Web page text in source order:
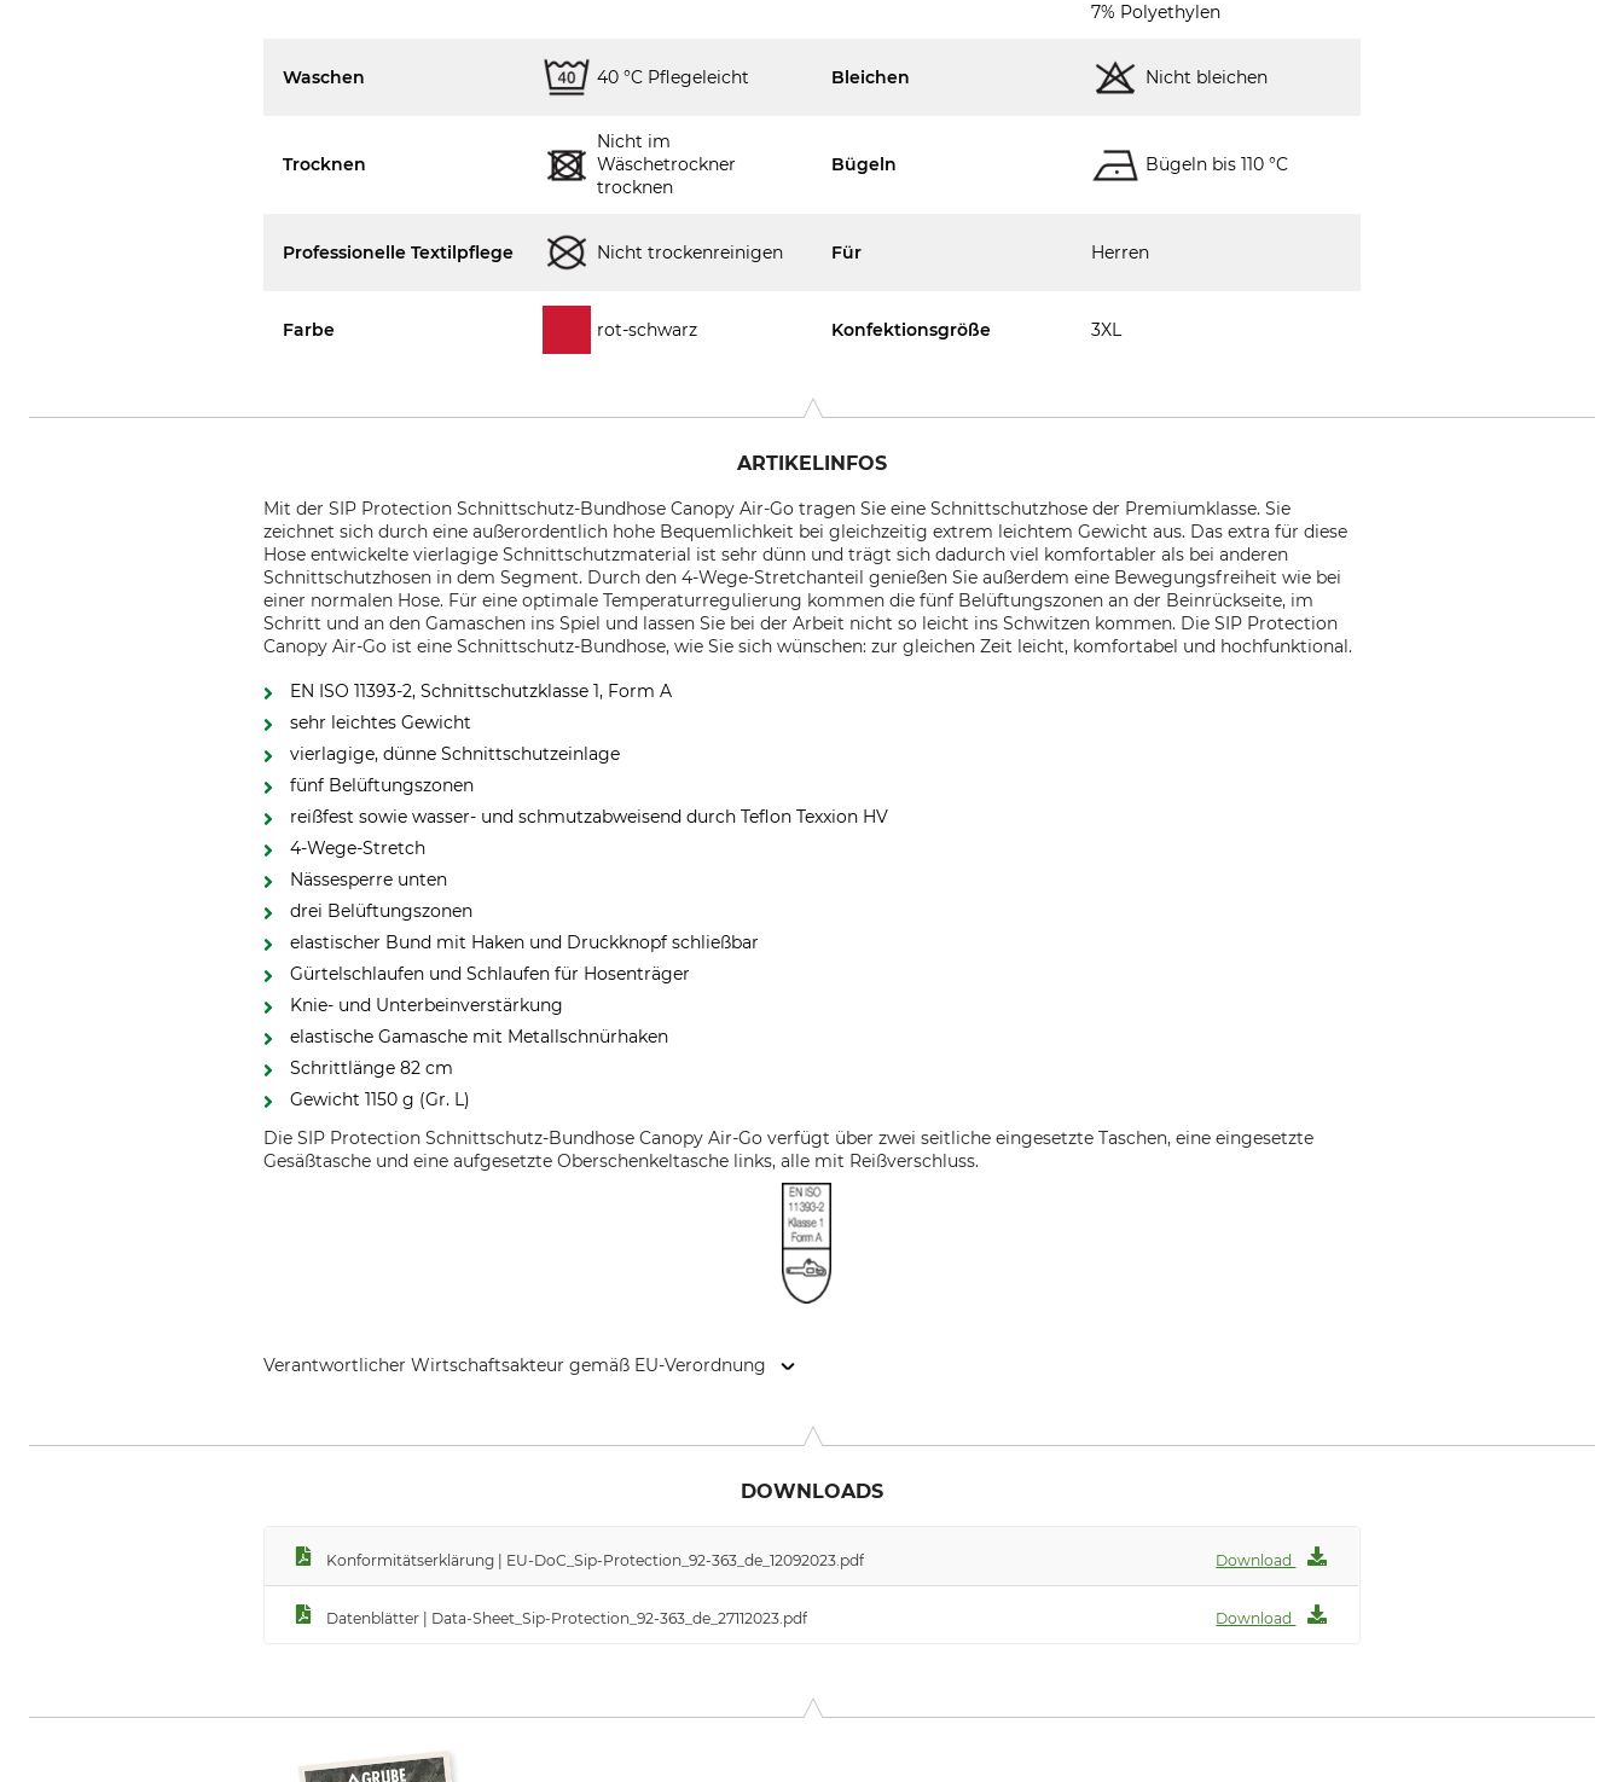
7% Polyethylen
Waschen 40 °C Pflegeleicht Bleichen Nicht bleichen
Trocknen
Nicht im
Wäschetrockner
trocknen
Bügeln Bügeln bis 110 °C
Professionelle Textilpflege Nicht trockenreinigen Für Herren
Farbe rot-schwarz Konfektionsgröße 3XL
ARTIKELINFOS
Mit der SIP Protection Schnittschutz-Bundhose Canopy Air-Go tragen Sie eine Schnittschutzhose der Premiumklasse. Sie
zeichnet sich durch eine außerordentlich hohe Bequemlichkeit bei gleichzeitig extrem leichtem Gewicht aus. Das extra für diese
Hose entwickelte vierlagige Schnittschutzmaterial ist sehr dünn und trägt sich dadurch viel komfortabler als bei anderen
Schnittschutzhosen in dem Segment. Durch den 4-Wege-Stretchanteil genießen Sie außerdem eine Bewegungsfreiheit wie bei
einer normalen Hose. Für eine optimale Temperaturregulierung kommen die fünf Belüftungszonen an der Beinrückseite, im
Schritt und an den Gamaschen ins Spiel und lassen Sie bei der Arbeit nicht so leicht ins Schwitzen kommen. Die SIP Protection
Canopy Air-Go ist eine Schnittschutz-Bundhose, wie Sie sich wünschen: zur gleichen Zeit leicht, komfortabel und hochfunktional.
EN ISO 11393-2, Schnittschutzklasse 1, Form A
sehr leichtes Gewicht
vierlagige, dünne Schnittschutzeinlage
fünf Belüftungszonen
reißfest sowie wasser- und schmutzabweisend durch Teflon Texxion HV
4-Wege-Stretch
Nässesperre unten
drei Belüftungszonen
elastischer Bund mit Haken und Druckknopf schließbar
Gürtelschlaufen und Schlaufen für Hosenträger
Knie- und Unterbeinverstärkung
elastische Gamasche mit Metallschnürhaken
Schrittlänge 82 cm
Gewicht 1150 g (Gr. L)
Die SIP Protection Schnittschutz-Bundhose Canopy Air-Go verfügt über zwei seitliche eingesetzte Taschen, eine eingesetzte
Gesäßtasche und eine aufgesetzte Oberschenkeltasche links, alle mit Reißverschluss.
Verantwortlicher Wirtschaftsakteur gemäß EU-Verordnung
DOWNLOADS
Konformitätserklärung | EU-DoC_Sip-Protection_92-363_de_12092023.pdf Download
Datenblätter | Data-Sheet_Sip-Protection_92-363_de_27112023.pdf Download